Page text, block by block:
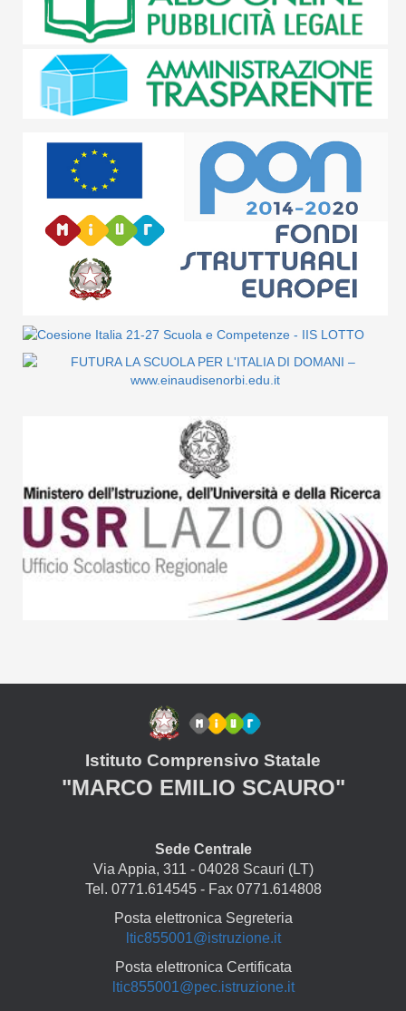
Istituto Comprensivo Statale
"MARCO EMILIO SCAURO"
Sede Centrale
Via Appia, 311 - 04028 Scauri (LT)
Tel. 0771.614545 - Fax 0771.614808
Posta elettronica Segreteria
ltic855001@istruzione.it
Posta elettronica Certificata
ltic855001@pec.istruzione.it